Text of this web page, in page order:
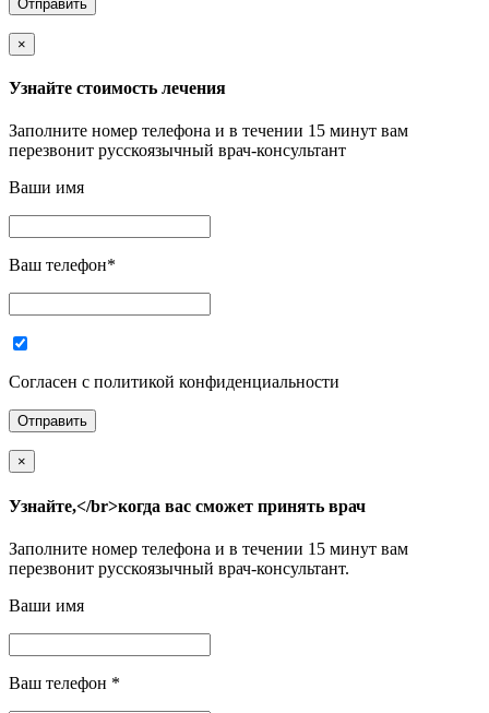
×
Узнайте стоимость лечения
Заполните номер телефона и в течении 15 минут вам
перезвонит русскоязычный врач-консультант
Ваши имя
Ваш телефон*
Согласен с политикой конфиденциальности
×
Узнайте,</br>когда вас сможет принять врач
Заполните номер телефона и в течении 15 минут вам
перезвонит русскоязычный врач-консультант.
Ваши имя
Ваш телефон *